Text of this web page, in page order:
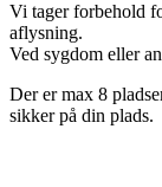
Vi tager forbehold
aflysning.
Ved sygdom eller
Der er max 8
sikker på din plads.